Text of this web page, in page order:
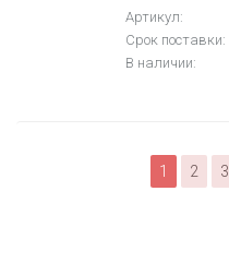
Артикул:
Срок поставки:
В наличии:
1 2 3